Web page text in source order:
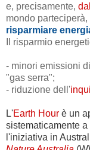
e, precisamente,
mondo
risparmiare
Il risparmio
- minori emissioni di
"gas serra";
- riduzione dell'
L'Earth Hour è un
sistematicamente
l'iniziativa in